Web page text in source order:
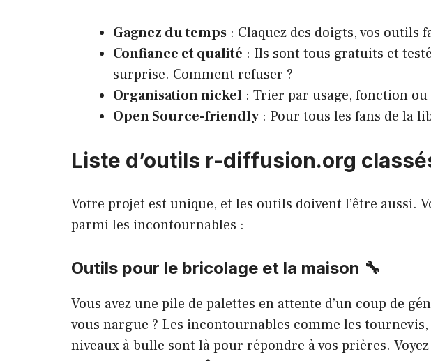
Gagnez du temps : Claquez des doigts, vos outils
Confiance et qualité : Ils sont tous gratuits et
surprise. Comment refuser ?
Organisation nickel : Trier par usage, fonction
Open Source-friendly: Pour tous les fans de la
Liste d’outils r-diffusion.org
Votre projet est unique, et les outils doivent l’être aussi.
parmi les incontournables :
Outils pour le bricolage et la maison 🔧
Vous avez une pile de palettes en attente d’un coup de
vous nargue ? Les incontournables comme les tournevis,
niveaux à bulle sont là pour répondre à vos prières.